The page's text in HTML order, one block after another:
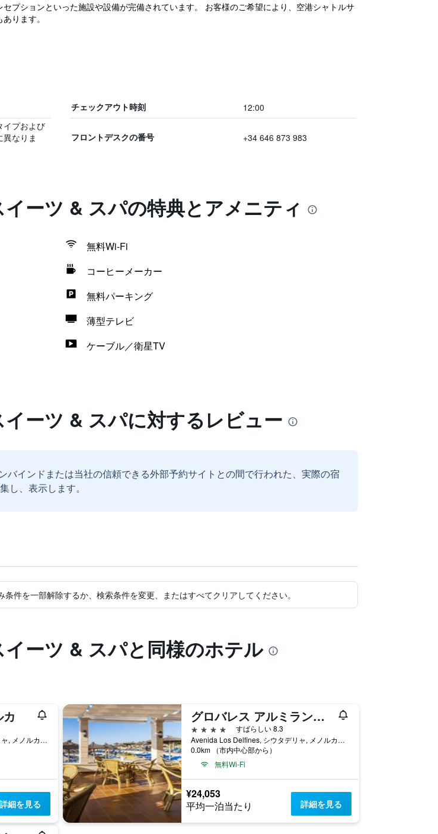
プションといった施設や設備が完備されています。 お客様のご希望により、空港シャトルサ
ります。
チェックアウト時刻 12:00
イプおよび
なりま
フロントデスクの番号 +34 646 873 983
ーツ & スパの特典とアメニティ
無料Wi-Fi
コーヒーメーカー
無料パーキング
薄型テレビ
ケーブル／衛星TV
ーツ & スパに対するレビュー
バインドまたは当社の信頼できる外部予約サイトとの間で行われた、実際の宿
し、表示します。
件を一部解除するか、検索条件を変更、またはすべてクリアしてください。
ーツ & スパと同様のホテル
Playa de Son Xoriguer, シウタデリャ, メノルカ島, スペイン
詳細を見る
グロバレス アルミランテ ファラグート
4つ星
すばらしい 8.3
Avenida Los Delfines, シウタデリャ, メノルカ島, スペイン
0.0km （市内中心部から）
無料Wi-Fi
¥24,053
平均一泊当たり 詳細を見る